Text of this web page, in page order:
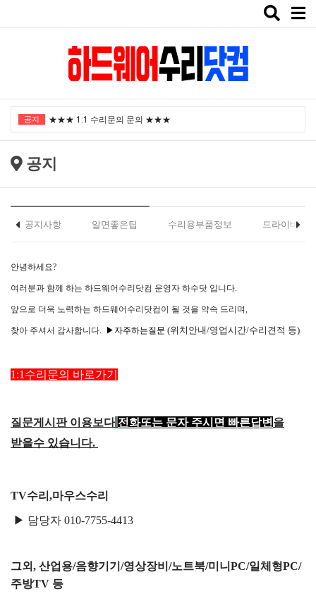
Toggle
공지 ★★★ 1:1 수리문의 문의 ★★★
2024년 한가위 휴일 안내
"노트북부서" 1월 임시휴가 안내
2025년 8월 휴가안내입니다.
2024년 한가위 휴일 안내
공지
공지사항 알면좋은팁 수리용부품정보 드라이버
안녕하세요?
여러분과 함께 하는 하드웨어수리닷컴 운영자 하수닷 입니다.
앞으로 더욱 노력하는 하드웨어수리닷컴이 될 것을 약속 드리며,
찾아 주셔서 감사합니다. ▶자주하는질문 (위치안내/영업시간/수리견적 등)
1:1수리문의 바로가기
질문게시판 이용보다 전화또는 문자 주시면 빠른답변 을
받을수 있습니다.
TV수리,마우스수리
▶ 담당자 010-7755-4413
그외, 산업용/음향기기/영상장비/노트북/미니PC/일체형PC/
주방TV 등